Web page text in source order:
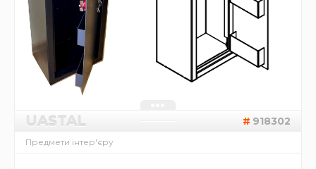
UASTAL 918302
Предмети інтер'єру